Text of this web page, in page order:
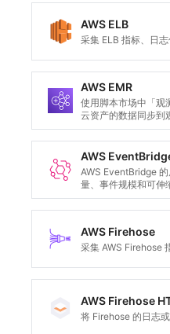
AWS ELB
采集 ELB 指标、日
AWS EMR
使用脚本市场中「观
云资产的数据同步到
AWS
AWS EventBridge
量、事件规模和可伸
EventBridge 在处理
性能表现和可靠性。
AWS Firehose
采集 AWS Firehose
AWS Firehose
将 Firehose 的日志